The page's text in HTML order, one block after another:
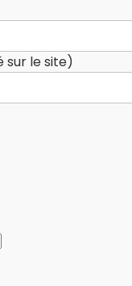
sur le site)